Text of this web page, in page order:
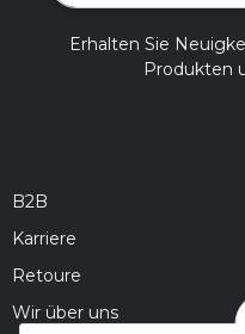
Erhalten Sie
Produkten
B2B
Karriere
Retoure
Wir über uns